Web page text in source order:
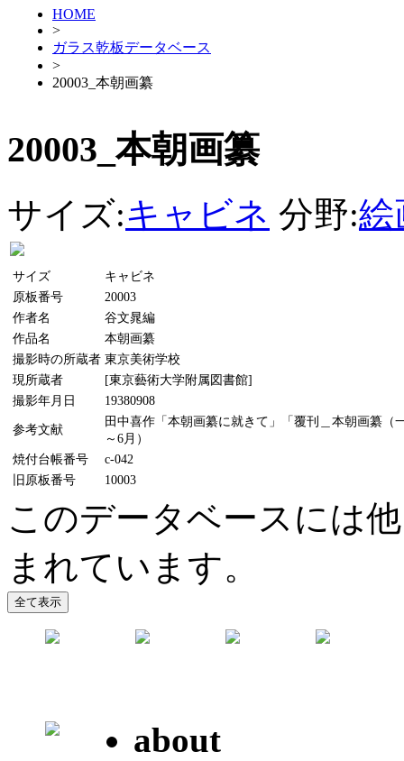
HOME
>
ガラス乾板データベース
>
20003_本朝画纂
20003_本朝画纂
サイズ:キャビネ 分野:絵
サイズ
キャビネ
原板番号
20003
作者名
谷文晁編
作品名
本朝画纂
撮影時の所蔵者 東京美術学校
現所蔵者
[東京藝術大学附属図書館]
撮影年月日
19380908
参考文献
田中喜作「本朝画纂に就きて」「覆刊＿本朝画纂（
～6月）
焼付台帳番号
c-042
旧原板番号
10003
このデータベースには
まれています。
about